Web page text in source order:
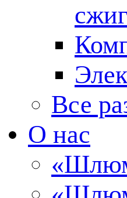
Все
О нас